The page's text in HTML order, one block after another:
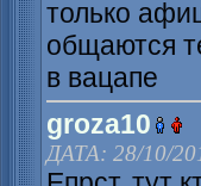
только
общаются
в вацапе
groza10
ДАТА: 28/10/